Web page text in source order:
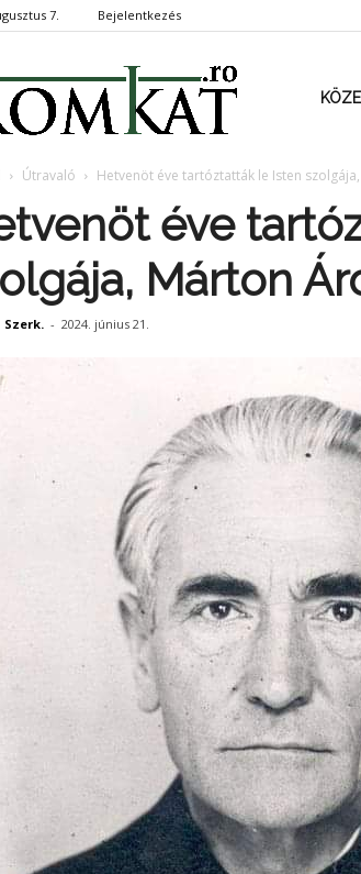
7. Bejelentkezés
RomKat.ro
Útravaló Hetvenöt éve tartóztatták le Isten
éve
Márton
Szerk. - 2024. június 21.